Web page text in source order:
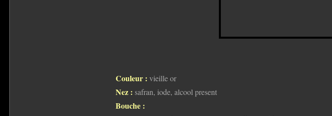
Couleur : vieille or
Nez : safran, iode, alcool present
Bouche :